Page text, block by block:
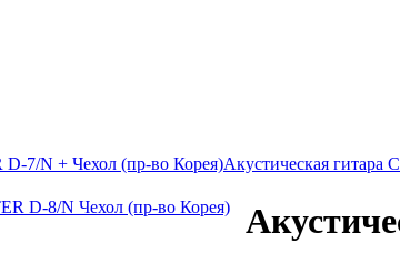
D-7/N + Чехол (пр-во Корея)Акустическая гитара